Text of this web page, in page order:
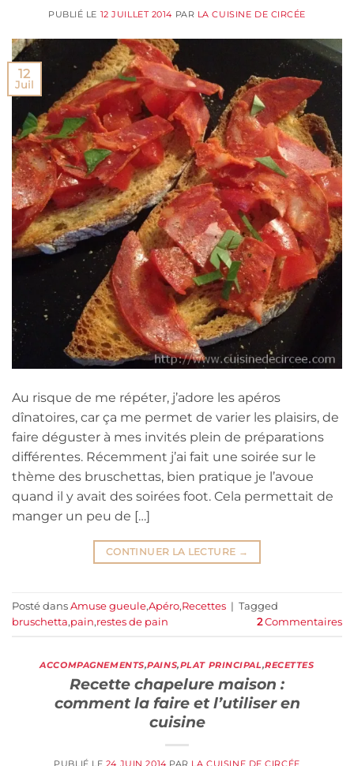
PUBLIÉ LE 12 JUILLET 2014 PAR LA CUISINE DE CIRCÉE
12
Juil
Au risque de me répéter, j’adore les apéros
dînatoires, car ça me permet de varier les plaisirs, de
faire déguster à mes invités plein de préparations
différentes. Récemment j’ai fait une soirée sur le
thème des bruschettas, bien pratique je l’avoue
quand il y avait des soirées foot. Cela permettait de
manger un peu de […]
CONTINUER LA LECTURE →
Posté dans Amuse gueule,Apéro,Recettes | Tagged
bruschetta,pain,restes de pain 2Commentaires
ACCOMPAGNEMENTS,PAINS,PLAT PRINCIPAL,RECETTES
Recette chapelure maison :
comment la faire et l’utiliser en
cuisine
PUBLIÉ LE 24 JUIN 2014 PAR LA CUISINE DE CIRCÉE